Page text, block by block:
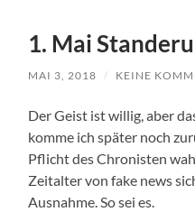
1. Mai
MAI 3, 2018 / KEINE
Der Geist ist willig, aber
komme ich später noch
Pflicht des Chronisten
Zeitalter von fake news
Ausnahme. So sei es.